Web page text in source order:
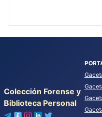
Colección Forense y
Biblioteca Personal